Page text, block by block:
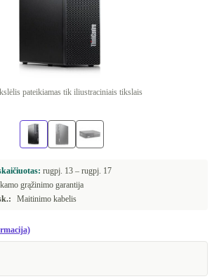
pateikiamas tik iliustraciniais tikslais
rugpj. 13 – rugpj. 17
grąžinimo garantija
Maitinimo kabelis